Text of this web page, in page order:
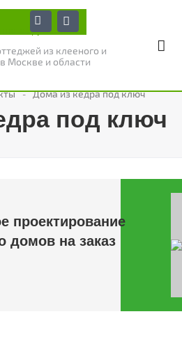
из клееного и
Москве и области
Дома из кедра под ключ
под ключ
проектирование
домов на заказ